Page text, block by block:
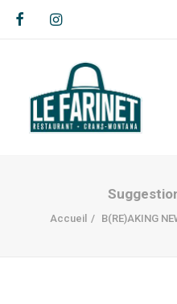
Accueil B(RE)AKING